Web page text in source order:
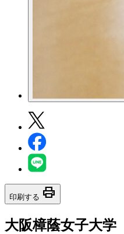
印刷する print
大阪樟蔭女子大学